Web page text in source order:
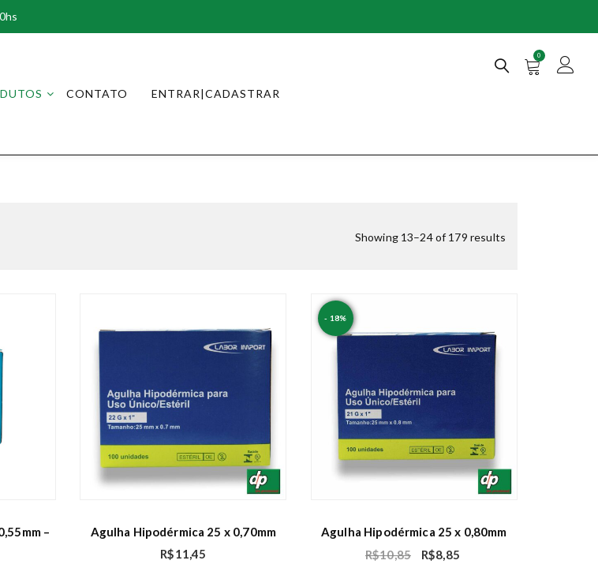
CONTATO ENTRAR|CADASTRAR
0
Showing 13–24 of 179 results
–
Agulha Hipodérmica 25 x 0,70mm
R$11,45
- 18%
Agulha Hipodérmica 25 x 0,80mm
R$10,85 R$8,85